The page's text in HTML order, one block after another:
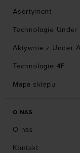
Asortyment
Technologie Under
Aktywnie z Under
Technologie 4F
Mapa sklepu
O NAS
O nas
Kontakt